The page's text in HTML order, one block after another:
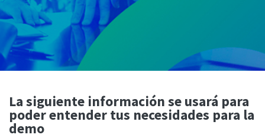
La siguiente información se usará para
poder entender tus necesidades para la
demo